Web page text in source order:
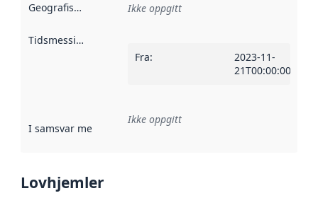
Geografisk avgrensning :
Ikke oppgitt
Tidsmessig avgrensning
Fra:
2023-11-
21T00:00:00Z
I samsvar med Referanse til en implementasjonsregel
Ikke oppgitt
Lovhjemler